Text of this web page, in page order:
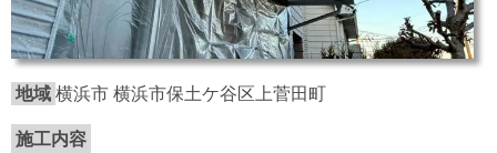
地域 横浜市 横浜市保土ケ谷区上菅田町
施工内容